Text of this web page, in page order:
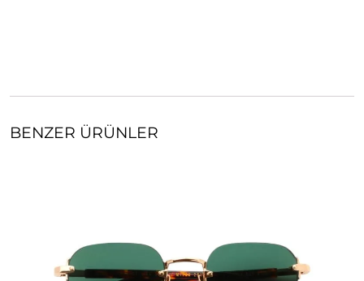
BENZER ÜRÜNLER